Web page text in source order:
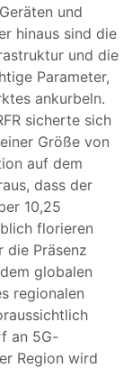
und
hinaus sind die
und die
Parameter,
ankurbeln.
sicherte sich
Größe von
auf dem
dass der
10,25
florieren
die Präsenz
globalen
regionalen
an 5G-
Region wird